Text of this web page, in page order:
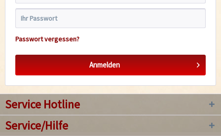
Passwort vergessen?
Anmelden
Service Hotline
Service/Hilfe